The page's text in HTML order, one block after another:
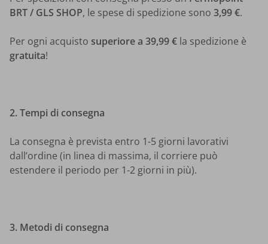
BRT / GLS SHOP, le spese di spedizione sono 3,99 €.
Per ogni acquisto superiore a 39,99 € la spedizione è
gratuita!
2. Tempi di consegna
La consegna è prevista entro 1-5 giorni lavorativi
dall’ordine (in linea di massima, il corriere può
estendere il periodo per 1-2 giorni in più).
3. Metodi di consegna